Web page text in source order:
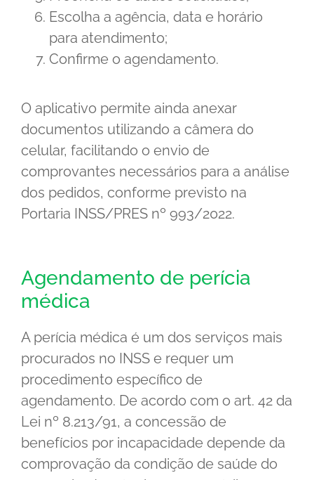
Escolha a agência, data e horário
para atendimento;
Confirme o agendamento.
O aplicativo permite ainda anexar
documentos utilizando a câmera do
celular, facilitando o envio de
comprovantes necessários para a análise
dos pedidos, conforme previsto na
Portaria INSS/PRES nº 993/2022.
Agendamento de perícia
médica
A perícia médica é um dos serviços mais
procurados no INSS e requer um
procedimento específico de
agendamento. De acordo com o art. 42 da
Lei nº 8.213/91, a concessão de
benefícios por incapacidade depende da
comprovação da condição de saúde do